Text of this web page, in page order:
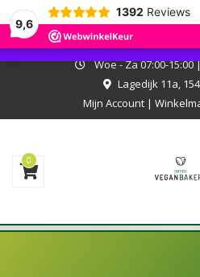
9,6
1392 Reviews
Woe - Za 07:00-15:00
Lagedijk 11a,
Mijn Account|
0
I.v.m. met onze zomerstop kan er
bakkerij is wel open, kom langs